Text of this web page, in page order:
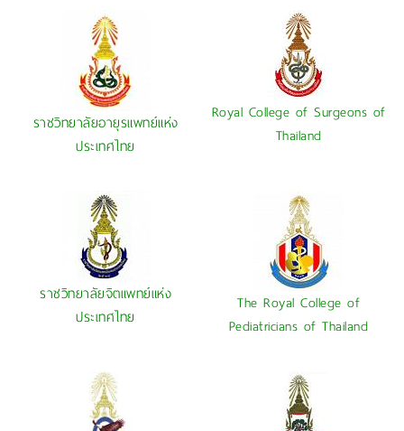
ราชวิทยาลัยอายุรแพทย์แห่ง
ประเทศไทย
Royal College of Surgeons of
Thailand
ราชวิทยาลัยจิตแพทย์แห่ง
ประเทศไทย
The Royal College of
Pediatricians of Thailand